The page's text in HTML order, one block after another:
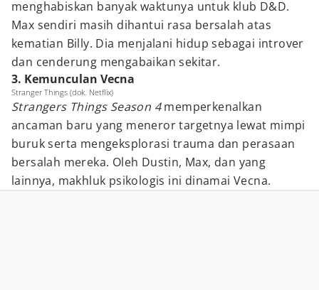
menghabiskan banyak waktunya untuk klub D&D.
Max sendiri masih dihantui rasa bersalah atas
kematian Billy. Dia menjalani hidup sebagai introver
dan cenderung mengabaikan sekitar.
3. Kemunculan Vecna
Stranger Things (dok. Netflix)
Strangers Things Season 4memperkenalkan
ancaman baru yang meneror targetnya lewat mimpi
buruk serta mengeksplorasi trauma dan perasaan
bersalah mereka. Oleh Dustin, Max, dan yang
lainnya, makhluk psikologis ini dinamai Vecna.